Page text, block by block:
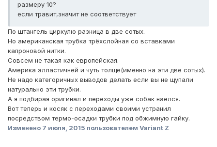
размеру 10?
если травит,значит не соответствует
По штангель циркулю разница в две сотых.
Но американская трубка трёхслойная со вставками
капроновой нитки.
Совсем не такая как европейская.
Америка элластичней и чуть толще(именно на эти две сотых).
Не надо категоричных выводов делать если вы не щупали
натурально эти трубки.
А я подбирая оригинал и переходы уже собак наелся.
Вот теперь и косяк с переходами своими устранил
посредством термо-осадки трубки под обжимную гайку.
Изменено 7 июля, 2015 пользователем Variant Z